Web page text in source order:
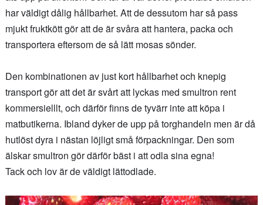
har väldigt dålig hållbarhet. Att de dessutom har så pass
mjukt fruktkött gör att de är svåra att hantera, packa och
transportera eftersom de så lätt mosas sönder.
Den kombinationen av just kort hållbarhet och knepig
transport gör att det är svårt att lyckas med smultron rent
kommersielllt, och därför finns de tyvärr inte att köpa i
matbutikerna. Ibland dyker de upp på torghandeln men är då
hutlöst dyra i nästan löjligt små förpackningar. Den som
älskar smultron gör därför bäst i att odla sina egna!
Tack och lov är de väldigt lättodlade.